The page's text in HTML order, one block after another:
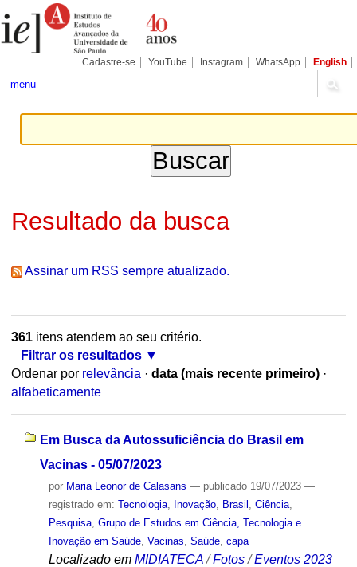
para
conteúdo.
Pessoais
Cadastre-se YouTube Instagram WhatsApp English
menu
Resultado da busca
Assinar um RSS sempre atualizado.
361itens atendem ao seu critério.
Filtrar os resultados
Ordenar por relevância · data (mais recente primeiro) ·
alfabeticamente
Em Busca da Autossuficiência do Brasil em
Vacinas - 05/07/2023
por Maria Leonor de Calasans — publicado19/07/2023 —
registrado em: Tecnologia, Inovação, Brasil Ciência,
Pesquisa, Grupo de Estudos em Ciência, Tecnologia e
Inovação em Saúde, Vacinas Saúde, capa
Localizado em MIDIATECA /Fotos /Eventos 2023